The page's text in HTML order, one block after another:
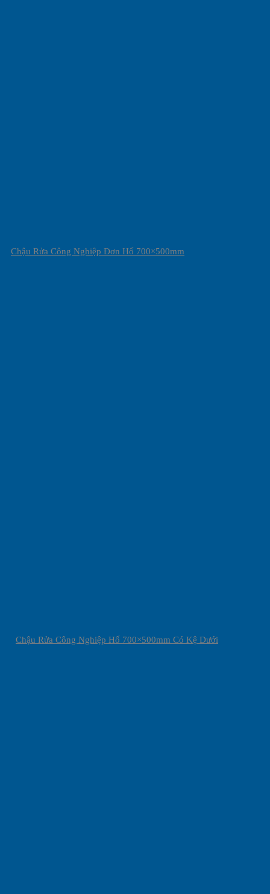
Chậu Rửa Công Nghiệp Đơn Hố 700×500mm
Chậu Rửa Công Nghiệp Hố 700×500mm Có Kệ Dưới